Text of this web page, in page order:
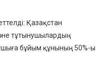
Қазақстан
тұтынушылардың
бұйым құнының 50%-ы